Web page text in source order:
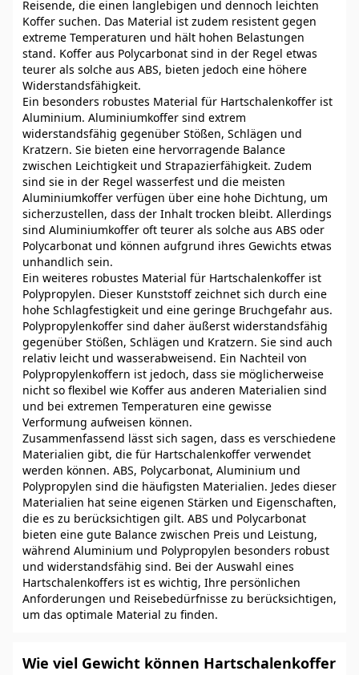
Reisende, die einen langlebigen und dennoch leichten
Koffer suchen. Das Material ist zudem resistent gegen
extreme Temperaturen und hält hohen Belastungen
stand. Koffer aus Polycarbonat sind in der Regel etwas
teurer als solche aus ABS, bieten jedoch eine höhere
Widerstandsfähigkeit.
Ein besonders robustes Material für Hartschalenkoffer ist
Aluminium. Aluminiumkoffer sind extrem
widerstandsfähig gegenüber Stößen, Schlägen und
Kratzern. Sie bieten eine hervorragende Balance
zwischen Leichtigkeit und Strapazierfähigkeit. Zudem
sind sie in der Regel wasserfest und die meisten
Aluminiumkoffer verfügen über eine hohe Dichtung, um
sicherzustellen, dass der Inhalt trocken bleibt. Allerdings
sind Aluminiumkoffer oft teurer als solche aus ABS oder
Polycarbonat und können aufgrund ihres Gewichts etwas
unhandlich sein.
Ein weiteres robustes Material für Hartschalenkoffer ist
Polypropylen. Dieser Kunststoff zeichnet sich durch eine
hohe Schlagfestigkeit und eine geringe Bruchgefahr aus.
Polypropylenkoffer sind daher äußerst widerstandsfähig
gegenüber Stößen, Schlägen und Kratzern. Sie sind auch
relativ leicht und wasserabweisend. Ein Nachteil von
Polypropylenkoffern ist jedoch, dass sie möglicherweise
nicht so flexibel wie Koffer aus anderen Materialien sind
und bei extremen Temperaturen eine gewisse
Verformung aufweisen können.
Zusammenfassend lässt sich sagen, dass es verschiedene
Materialien gibt, die für Hartschalenkoffer verwendet
werden können. ABS, Polycarbonat, Aluminium und
Polypropylen sind die häufigsten Materialien. Jedes dieser
Materialien hat seine eigenen Stärken und Eigenschaften,
die es zu berücksichtigen gilt. ABS und Polycarbonat
bieten eine gute Balance zwischen Preis und Leistung,
während Aluminium und Polypropylen besonders robust
und widerstandsfähig sind. Bei der Auswahl eines
Hartschalenkoffers ist es wichtig, Ihre persönlichen
Anforderungen und Reisebedürfnisse zu berücksichtigen,
um das optimale Material zu finden.
Wie viel Gewicht können Hartschalenkoffer